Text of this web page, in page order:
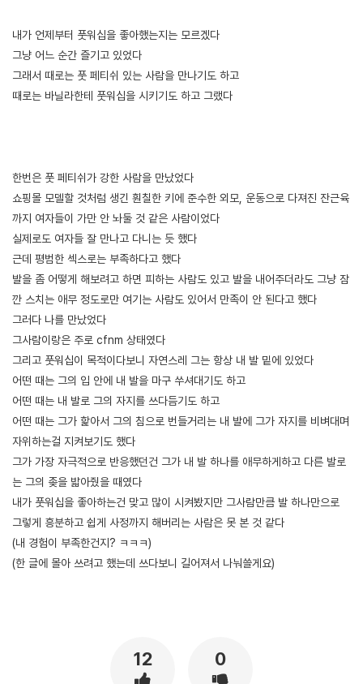
내가 언제부터 풋워십을 좋아했는지는 모르겠다
그냥 어느 순간 즐기고 있었다
그래서 때로는 풋 페티쉬 있는 사람을 만나기도 하고
때로는 바닐라한테 풋워십을 시키기도 하고 그랬다
한번은 풋 페티쉬가 강한 사람을 만났었다
쇼핑몰 모델할 것처럼 생긴 훤칠한 키에 준수한 외모, 운동으로 다져진 잔근육
까지 여자들이 가만 안 놔둘 것 같은 사람이었다
실제로도 여자들 잘 만나고 다니는 듯 했다
근데 평범한 섹스로는 부족하다고 했다
발을 좀 어떻게 해보려고 하면 피하는 사람도 있고 발을 내어주더라도 그냥 잠
깐 스치는 애무 정도로만 여기는 사람도 있어서 만족이 안 된다고 했다
그러다 나를 만났었다
그사람이랑은 주로 cfnm 상태였다
그리고 풋워십이 목적이다보니 자연스레 그는 항상 내 발 밑에 있었다
어떤 때는 그의 입 안에 내 발을 마구 쑤셔대기도 하고
어떤 때는 내 발로 그의 자지를 쓰다듬기도 하고
어떤 때는 그가 핥아서 그의 침으로 번들거리는 내 발에 그가 자지를 비벼대며
자위하는걸 지켜보기도 했다
그가 가장 자극적으로 반응했던건 그가 내 발 하나를 애무하게하고 다른 발로
는 그의 좆을 밟아줬을 때였다
내가 풋워십을 좋아하는건 맞고 많이 시켜봤지만 그사람만큼 발 하나만으로
그렇게 흥분하고 쉽게 사정까지 해버리는 사람은 못 본 것 같다
(내 경험이 부족한건지? ㅋㅋㅋ)
(한 글에 몰아 쓰려고 했는데 쓰다보니 길어져서 나눠쓸게요)
12 0